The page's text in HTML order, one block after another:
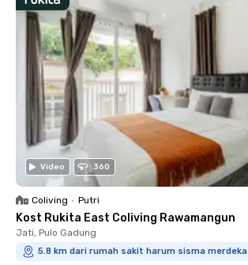
Video 360
Coliving • Putri
Kost Rukita East Coliving Rawamangun
Jati, Pulo Gadung
5.8 km dari rumah sakit harum sisma merdeka